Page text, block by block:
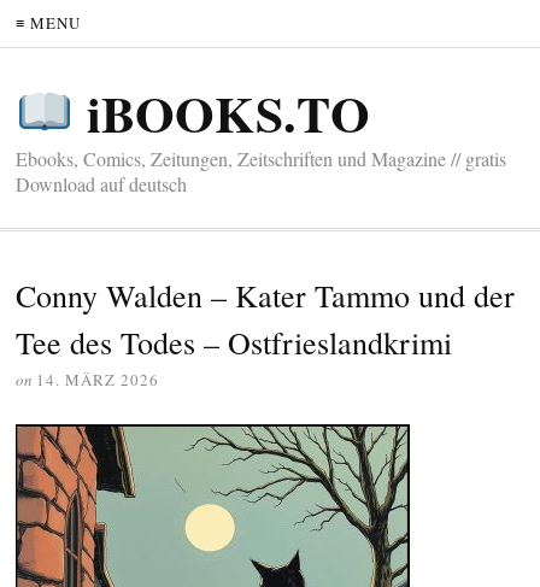
≡ MENU
iBOOKS.TO
Ebooks, Comics, Zeitungen, Zeitschriften und Magazine // gratis
Download auf deutsch
Conny Walden – Kater Tammo und der
Tee des Todes – Ostfrieslandkrimi
on 14. MÄRZ 2026